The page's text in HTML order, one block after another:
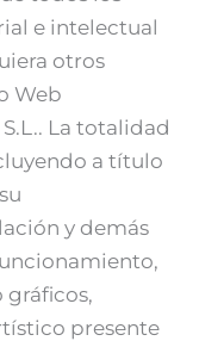
e intelectual
otros
Web
La totalidad
a título
y demás
gráficos,
presente